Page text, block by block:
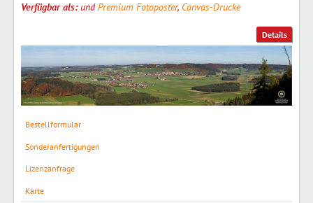
Details
Verfügbar als:undPremium Fotoposter, Canvas-Drucke
Bestellformular
Sonderanfertigungen
Lizenzanfrage
Karte